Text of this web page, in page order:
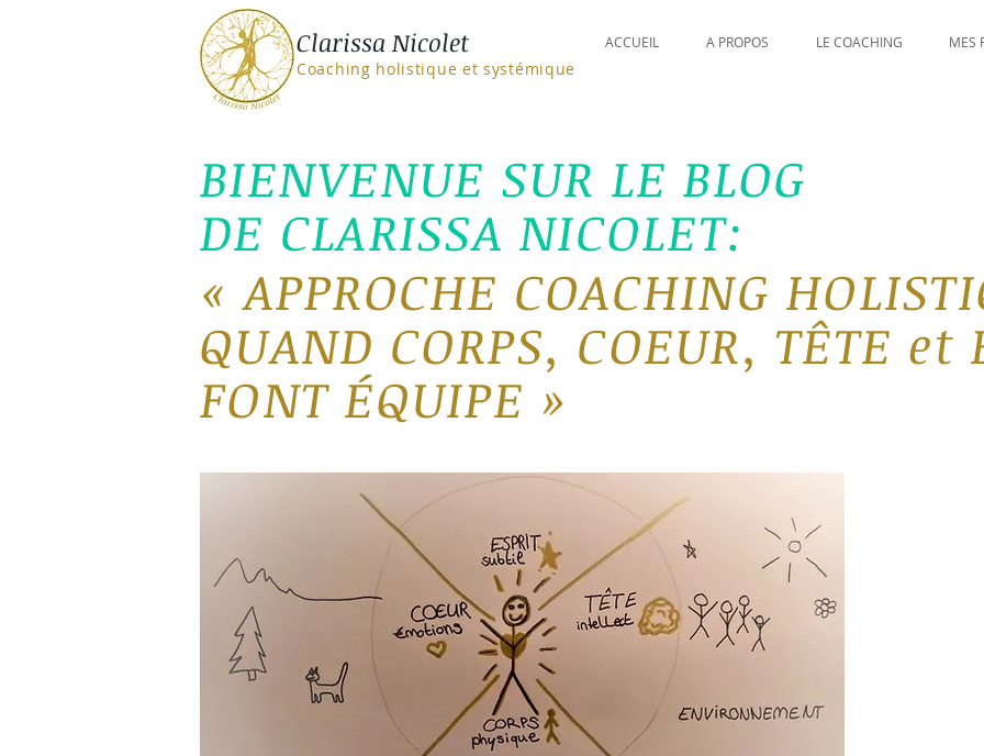
Clarissa Nicolet
Coaching holistique et systémique
ACCUEIL A PROPOS LE COACHING MES
BIENVENUE SUR LE BLOG
DE CLARISSA NICOLET:
«APPROCHE COACHING HOLIS
QUAND CORPS, COEUR, TÊTE et
FONT ÉQUIPE »